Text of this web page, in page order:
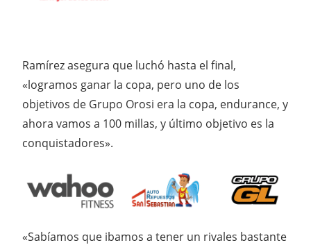
Ramírez asegura que luchó hasta el final,
«logramos ganar la copa, pero uno de los
objetivos de Grupo Orosi era la copa, endurance, y
ahora vamos a 100 millas, y último objetivo es la
conquistadores».
«Sabíamos que ibamos a tener un rivales bastante